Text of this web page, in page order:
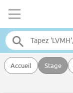
Accueil Stage